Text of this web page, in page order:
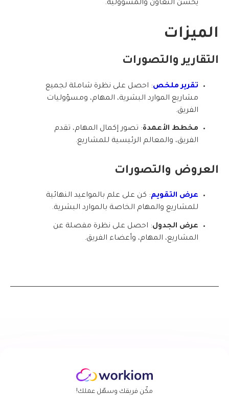
يحسن التعاون والمسؤولية.
الميزات
التقارير والتصورات
تقرير ملخص: احصل على نظرة شاملة لجميع
مشاريع الموارد البشرية، المهام، ومسؤوليات
الفريق.
مخطط الأعمدة: تصور إكمال المهام، تقدم
الفريق، والمعالم الرئيسية للمشاريع.
العروض والتصورات
عرض التقويم: كن على علم بالمواعيد النهائية
للمشاريع والمهام الخاصة بالموارد البشرية.
عرض الجدول: احصل على نظرة مفصلة عن
المشاريع، المهام، وأعضاء الفريق.
مكّن فريقك وسهّل عملك!